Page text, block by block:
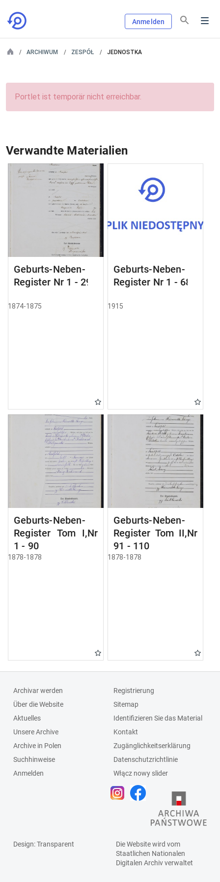
Anmelden
ARCHIWUM ZESPÓŁ JEDNOSTKA
Portlet ist temporär nicht erreichbar.
Verwandte Materialien
Geburts-Neben-
Register Nr 1 - 29
1874-1875
Geburts-Neben-
Register Nr 1 - 68
1915
Geburts-Neben-
Register Tom I,Nr
1 - 90
1878-1878
Geburts-Neben-
Register Tom II,Nr
91 - 110
1878-1878
Archivar werden
Über die Website
Aktuelles
Unsere Archive
Archive in Polen
Suchhinweise
Anmelden
Registrierung
Sitemap
Identifizieren Sie das Material
Kontakt
Zugänglichkeitserklärung
Datenschutzrichtlinie
Włącz nowy slider
Design: Transparent
Die Website wird vom
Staatlichen Nationalen
Digitalen Archivverwaltet